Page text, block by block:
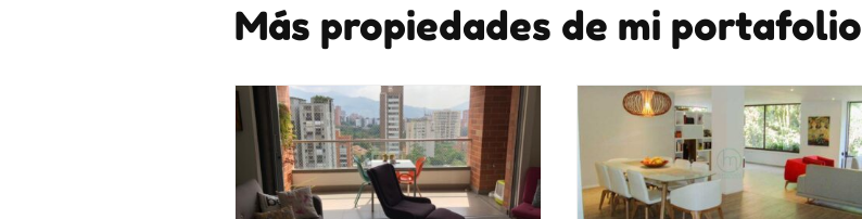
Más propiedades de mi portafolio